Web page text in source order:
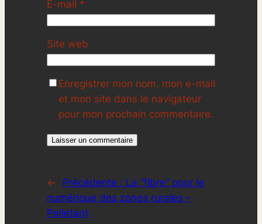
E-mail *
Site web
Enregistrer mon nom, mon e-mail
et mon site dans le navigateur
pour mon prochain commentaire.
← Précédente : La “fibre” pour le
numérique des zones rurales –
Pelletant